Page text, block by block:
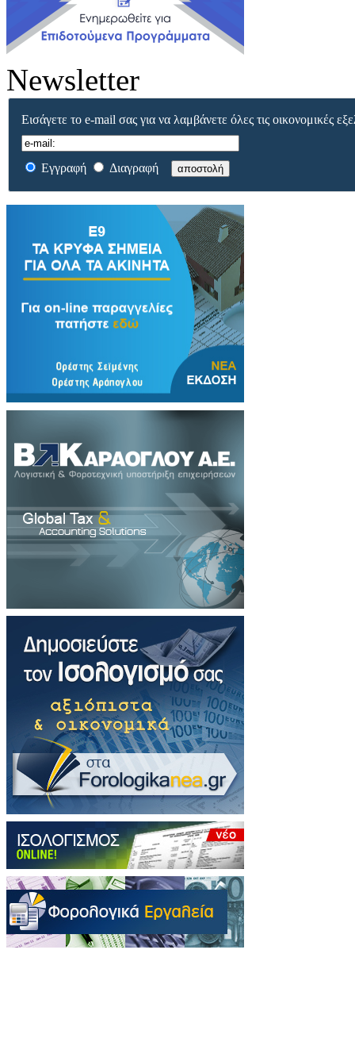
Newsletter
Εισάγετε το e-mail σας για να λαμβάνετε όλες τις οικονομικές
Εγγραφή Διαγραφή αποστολή